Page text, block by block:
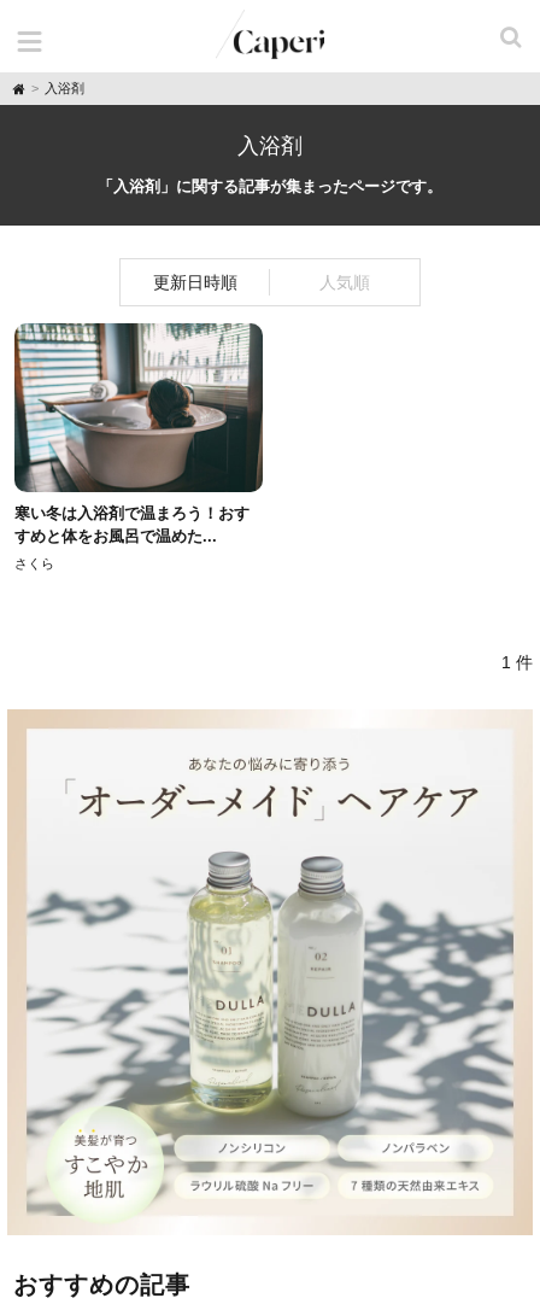
H
o
入浴剤
入浴剤
「入浴剤」に関する記事が集まったページです。
更新日時順 人気順
寒い冬は入浴剤で温まろう！おす
すめと体をお風呂で温めた...
さくら
1 件
おすすめの記事